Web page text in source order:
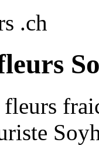
.ch